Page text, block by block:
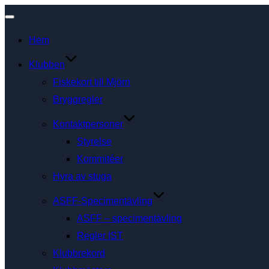
på/av
navigering
Hem
Klubben
Fiskekort till Mjörn
Bryggregler
Kontaktpersoner
Styrelse
Kommitéer
Hyra av stuga
ASFF-Specimentävling
ASFF – specimentävling
Regler IST
Klubbrekord